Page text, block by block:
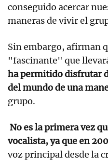
conseguido acercar
maneras de vivir el
Sin embargo, afirman
"fascinante" que
ha permitido disfrutar
del mundo de una
grupo.
No es la primera vez
vocalista, ya que en
voz principal desde la